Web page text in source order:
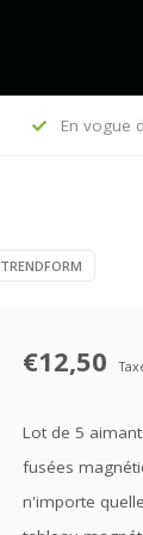
En vogue
TRENDFORM
€12,50
Lot de 5
fusées
n'importe